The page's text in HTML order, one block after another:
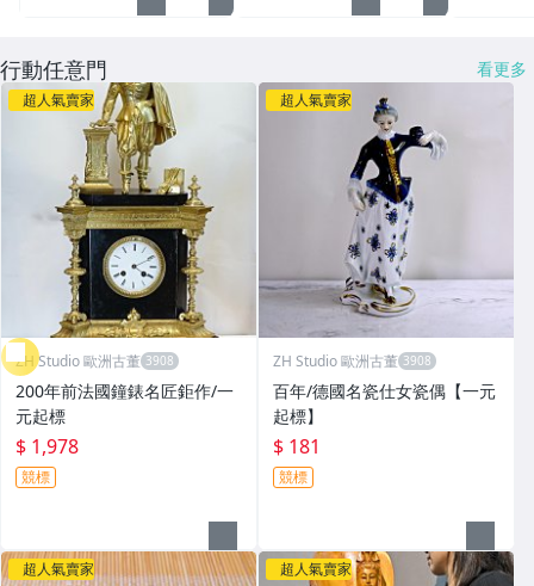
行動任意門 看更多
超人氣賣家
ZH Studio 歐洲古董
200年前法國鐘錶名匠鉅作/一
元起標
$ 1,978
競標
超人氣賣家
ZH Studio 歐洲古董
百年/德國名瓷仕女瓷偶【一元
起標】
$ 181
競標
超人氣賣家 超人氣賣家